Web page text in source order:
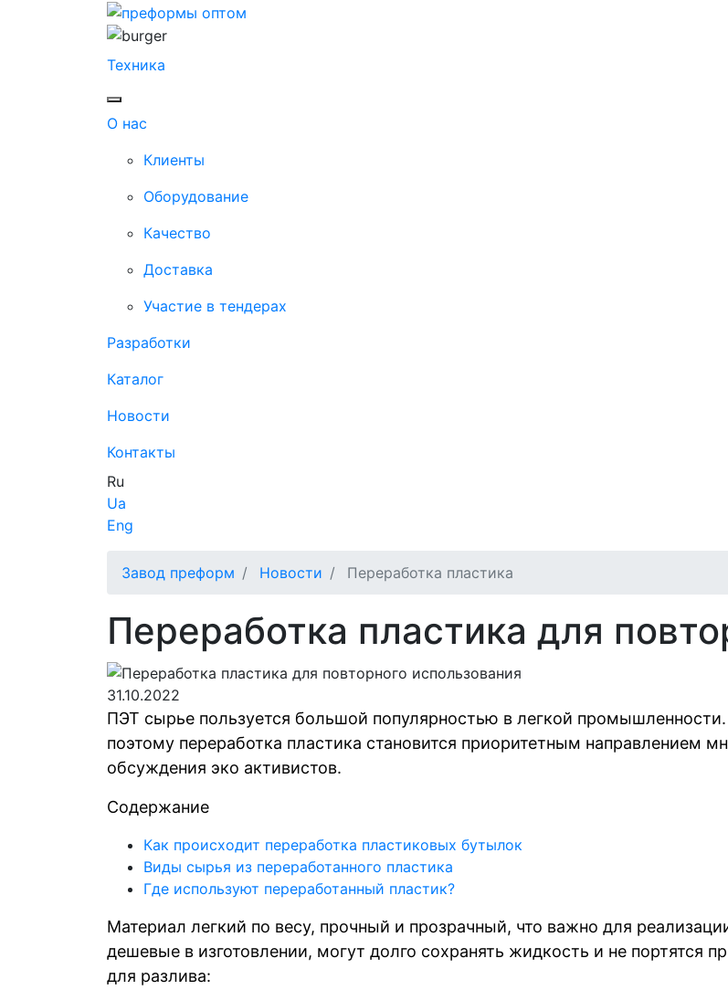
Техника
О нас
Клиенты
Оборудование
Качество
Доставка
Участие в тендерах
Разработки
Каталог
Новости
Контакты
Ru
Ua
Eng
Завод преформ Новости Переработка пластика
Переработка пластика для
31.10.2022
ПЭТ сырье пользуется большой популярностью в легкой
поэтому переработка пластика становится приоритетным направлением
обсуждения эко активистов.
Содержание
Как происходит переработка пластиковых бутылок
Виды сырья из переработанного пластика
Где используют переработанный пластик?
Материал легкий по весу, прочный и прозрачный, что важно для
дешевые в изготовлении, могут долго сохранять жидкость и не портятся
для разлива: